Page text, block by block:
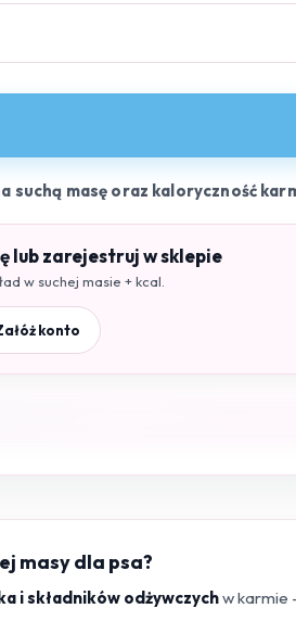
suchą masę oraz kaloryczność
lub zarejestruj w sklepie
w suchej masie + kcal.
konto
masy dla psa?
i składników odżywczychw karmie